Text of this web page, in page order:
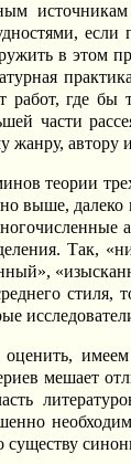
в
где
части
жанру,
теории
выше,
Так,
оценить,
мешает
существу